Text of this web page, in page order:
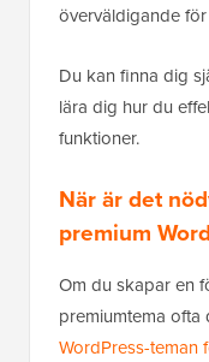
överväldigande
Du kan finna dig
lära dig hur du
funktioner.
När är det
premium
Om du skapar en
premiumtema ofta
WordPress-teman